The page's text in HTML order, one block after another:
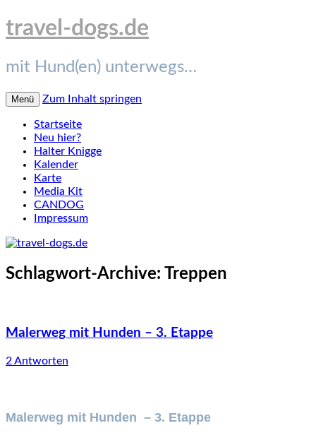
travel-dogs.de
mit Hund(en) unterwegs…
Menü Zum Inhalt springen
Startseite
Neu hier?
Halter Knigge
Kalender
Karte
Media Kit
CANDOG
Impressum
Schlagwort-Archive: Treppen
Malerweg mit Hunden – 3. Etappe
2 Antworten
Malerweg mit Hunden – 3. Etappe